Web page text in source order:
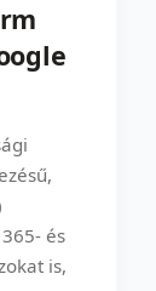
és
is,